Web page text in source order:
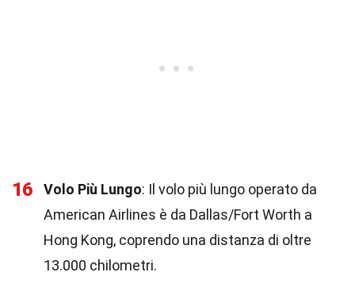
16 Volo Più Lungo: Il volo più lungo operato da
American Airlines è da Dallas/Fort Worth a
Hong Kong, coprendo una distanza di oltre
13.000 chilometri.